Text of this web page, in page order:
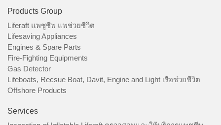
Products Group
Liferaft แพชูชีพ แพช่วยชีวิต
Lifesaving Appliances
Engines & Spare Parts
Fire-Fighting Equipments
Gas Detector
Lifeboats, Recsue Boat, Davit, Engine and Light เรือช่วยชีวิต
Offshore Products
Services